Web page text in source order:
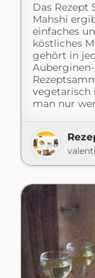
Das Rezept
Mahshi
einfaches
köstliches
gehört in
Auberginen-
vegetarisch
man nur